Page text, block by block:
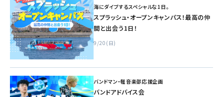
海にダイブするスペシャルな1日。
スプラッシュ・オープンキャンパス！最高の仲
間と出会う1日！
9/20(日)
バンドマン・軽音楽部応援企画
バンドアドバイス会